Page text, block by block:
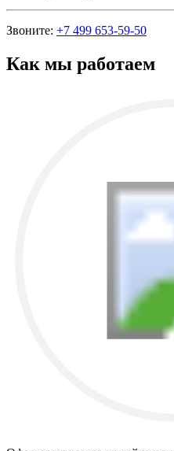
Звоните: +7 499 653-59-50
Как мы работаем